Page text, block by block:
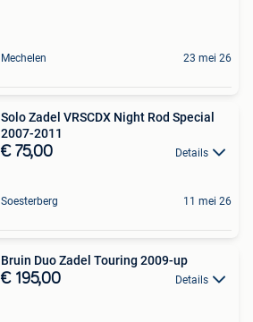
Mechelen 23 mei 26
Solo Zadel VRSCDX Night Rod Special
2007-2011
€ 75,00 Details
Soesterberg 11 mei 26
Bruin Duo Zadel Touring 2009-up
€ 195,00 Details